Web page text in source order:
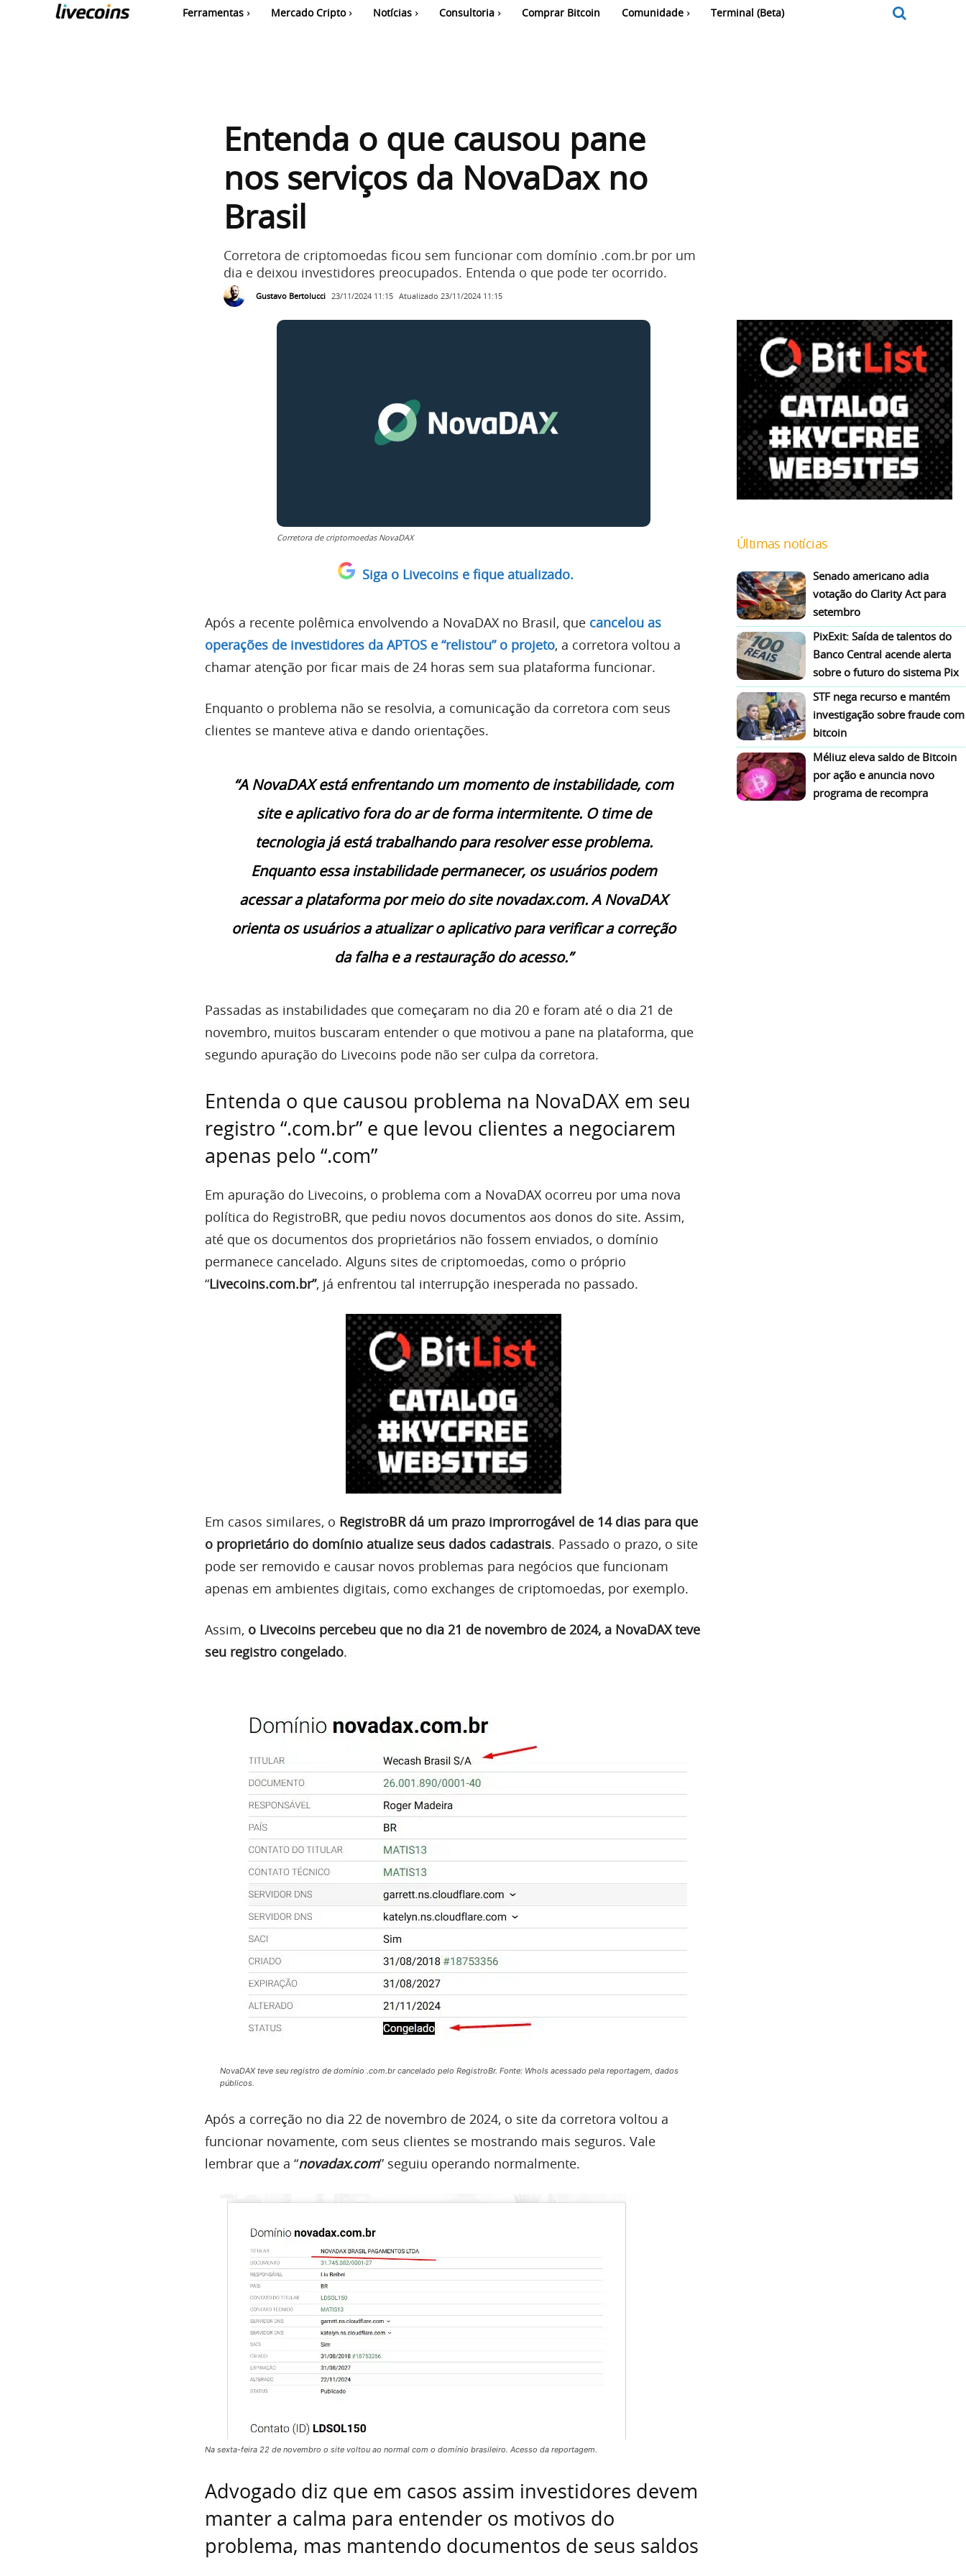
Ferramentas Mercado Cripto Notícias Consultoria Comprar Bitcoin Comunidade Terminal (Beta)
Entenda o que causou pane
nos serviços da NovaDax no
Brasil
Corretora de criptomoedas ficou sem funcionar com domínio .com.br por um
dia e deixou investidores preocupados. Entenda o que pode ter ocorrido.
Gustavo Bertolucci 23/11/2024 11:15 Atualizado 23/11/2024 11:15
Corretora de criptomoedas NovaDAX
Siga o Livecoins e fique atualizado.
Após a recente polêmica envolvendo a NovaDAX no Brasil, que cancelou as
operações de investidores da APTOS e “relistou” o projeto, a corretora voltou a
chamar atenção por ficar mais de 24 horas sem sua plataforma funcionar.
Enquanto o problema não se resolvia, a comunicação da corretora com seus
clientes se manteve ativa e dando orientações.
“A NovaDAX está enfrentando um momento de instabilidade, com
site e aplicativo fora do ar de forma intermitente. O time de
tecnologia já está trabalhando para resolver esse problema.
Enquanto essa instabilidade permanecer, os usuários podem
acessar a plataforma por meio do site novadax.com. A NovaDAX
orienta os usuários a atualizar o aplicativo para verificar a correção
da falha e a restauração do acesso.”
Passadas as instabilidades que começaram no dia 20 e foram até o dia 21 de
novembro, muitos buscaram entender o que motivou a pane na plataforma, que
segundo apuração do Livecoins pode não ser culpa da corretora.
Entenda o que causou problema na NovaDAX em seu
registro “.com.br” e que levou clientes a negociarem
apenas pelo “.com”
Em apuração do Livecoins, o problema com a NovaDAX ocorreu por uma nova
política do RegistroBR, que pediu novos documentos aos donos do site. Assim,
até que os documentos dos proprietários não fossem enviados, o domínio
permanece cancelado. Alguns sites de criptomoedas, como o próprio
“Livecoins.com.br”, já enfrentou tal interrupção inesperada no passado.
Em casos similares, o RegistroBR dá um prazo improrrogável de 14 dias para que
o proprietário do domínio atualize seus dados cadastrais. Passado o prazo, o site
pode ser removido e causar novos problemas para negócios que funcionam
apenas em ambientes digitais, como exchanges de criptomoedas, por exemplo.
Assim, o Livecoins percebeu que no dia 21 de novembro de 2024, a NovaDAX teve
seu registro congelado.
NovaDAX teve seu registro de domínio .com.br cancelado pelo RegistroBr. Fonte: WhoIs acessado pela reportagem, dados
públicos.
Após a correção no dia 22 de novembro de 2024, o site da corretora voltou a
funcionar novamente, com seus clientes se mostrando mais seguros. Vale
lembrar que a “novadax.com” seguiu operando normalmente.
Na sexta-feira 22 de novembro o site voltou ao normal com o domínio brasileiro. Acesso da reportagem.
Advogado diz que em casos assim investidores devem
manter a calma para entender os motivos do
problema, mas mantendo documentos de seus saldos
Últimas notícias
Senado americano adia
votação do Clarity Act para
setembro
PixExit: Saída de talentos do
Banco Central acende alerta
sobre o futuro do sistema Pix
STF nega recurso e mantém
investigação sobre fraude com
bitcoin
Méliuz eleva saldo de Bitcoin
por ação e anuncia novo
programa de recompra